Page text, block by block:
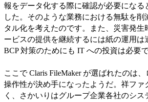
報をデータ化する際に確認が必要になる
した。そのような業務における無駄を削
タル化を考えたのです。また、災害発生
ービスの提供を継続するには紙の運用は
BCP 対策のためにも IT への投資は必要で
ここで Claris FileMaker が選ばれたのは
操作性が決め手になったようだ。祥ファ
く、さかいりはグループ企業各社のシ